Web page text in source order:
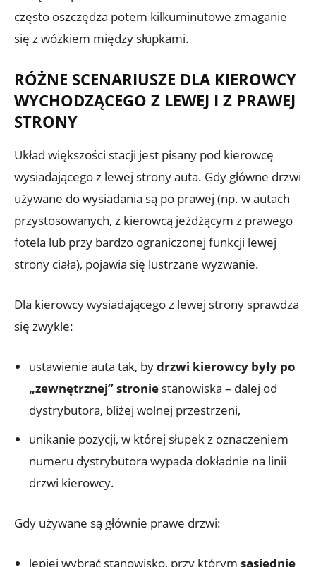
często oszczędza potem kilkuminutowe zmaganie
się z wózkiem między słupkami.
RÓŻNE SCENARIUSZE DLA KIEROWCY
WYCHODZĄCEGO Z LEWEJ I Z PRAWEJ
STRONY
Układ większości stacji jest pisany pod kierowcę
wysiadającego z lewej strony auta. Gdy główne drzwi
używane do wysiadania są po prawej (np. w autach
przystosowanych, z kierowcą jeżdżącym z prawego
fotela lub przy bardzo ograniczonej funkcji lewej
strony ciała), pojawia się lustrzane wyzwanie.
Dla kierowcy wysiadającego z lewej strony sprawdza
się zwykle:
ustawienie auta tak, bydrzwi kierowcy były po
„zewnętrznej” stronie stanowiska – dalej od
dystrybutora, bliżej wolnej przestrzeni,
unikanie pozycji, w której słupek z oznaczeniem
numeru dystrybutora wypada dokładnie na linii
drzwi kierowcy.
Gdy używane są głównie prawe drzwi:
lepiej wybrać stanowisko, przy którym sąsiednie